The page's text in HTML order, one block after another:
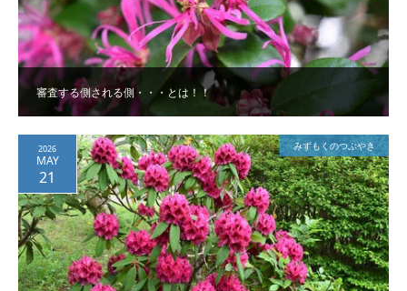
審査する側される側・・・とは！！
2026
MAY
21
みずもくのつぶやき